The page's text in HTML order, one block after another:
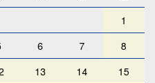
1
6 7
8
13 14
15